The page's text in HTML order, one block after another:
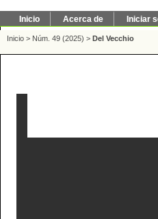
Inicio Acerca de Iniciar
Inicio > Núm. 49 (2025) > Del Vecchio